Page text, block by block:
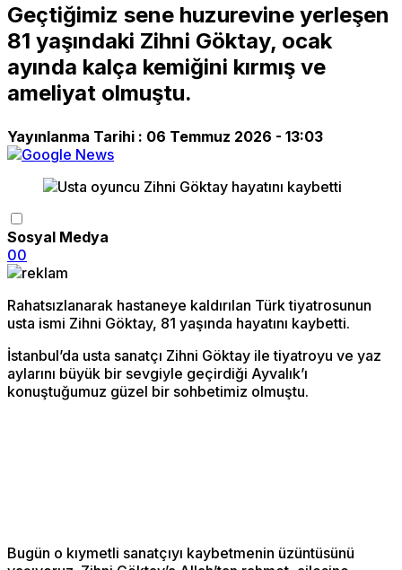
Geçtiğimiz sene huzurevine yerleşen
81 yaşındaki Zihni Göktay, ocak
ayında kalça kemiğini kırmış ve
ameliyat olmuştu.
Yayınlanma Tarihi : 06 Temmuz 2026 - 13:03
Sosyal Medya
00
Rahatsızlanarak hastaneye kaldırılan Türk tiyatrosunun
usta ismi Zihni Göktay, 81 yaşında hayatını kaybetti.
İstanbul’da usta sanatçı Zihni Göktay ile tiyatroyu ve yaz
aylarını büyük bir sevgiyle geçirdiği Ayvalık’ı
konuştuğumuz güzel bir sohbetimiz olmuştu.
Bugün o kıymetli sanatçıyı kaybetmenin üzüntüsünü